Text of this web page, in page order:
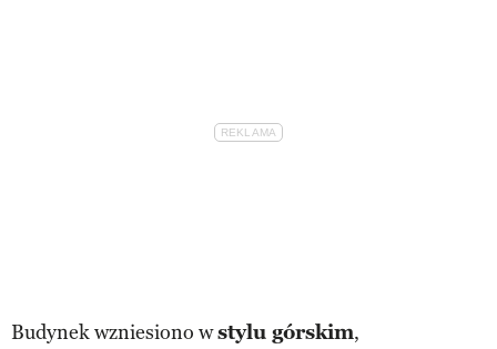
Budynek wzniesiono wstylu górskim,